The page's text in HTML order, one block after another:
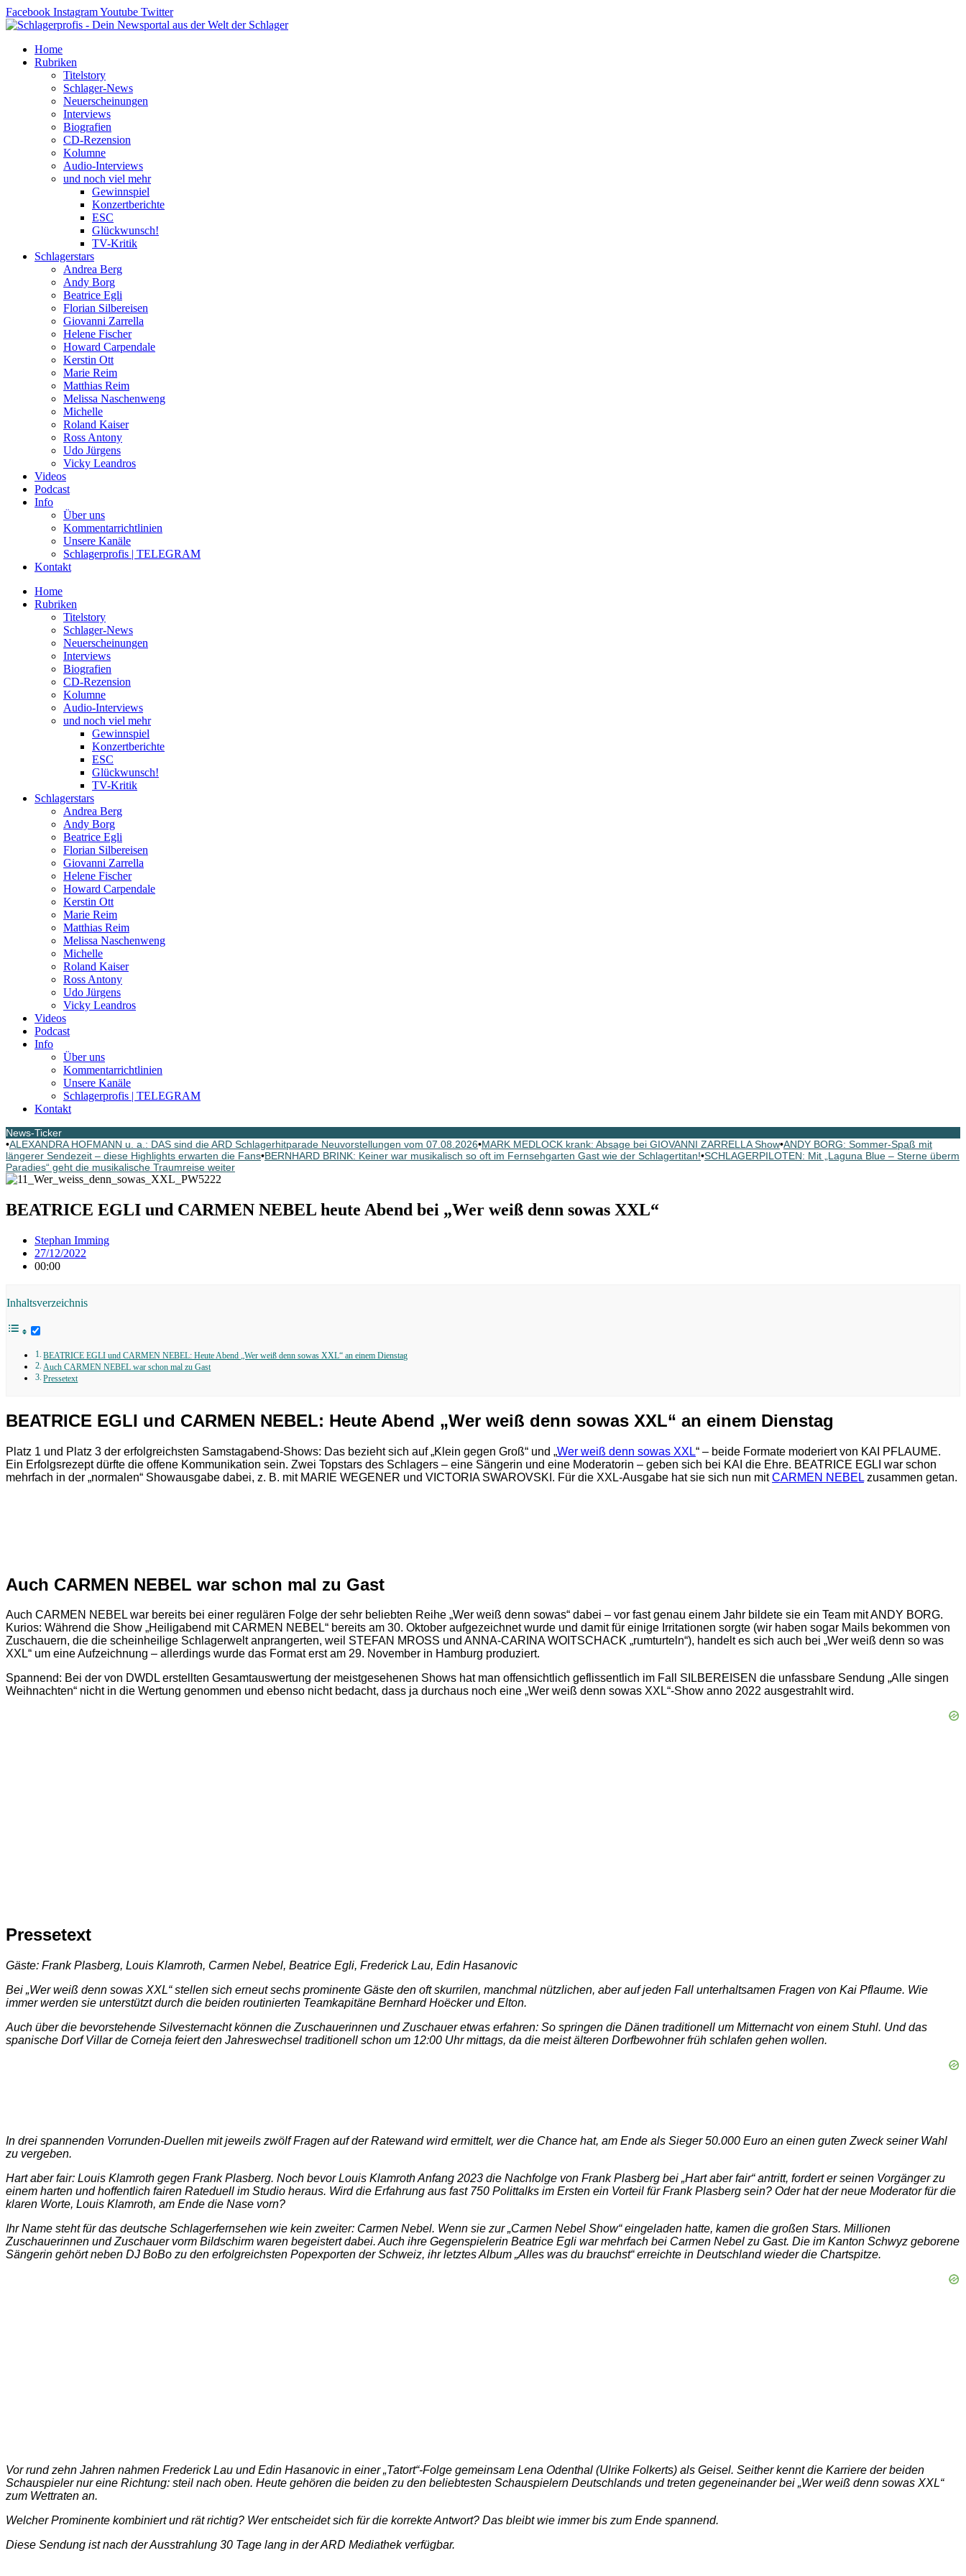
Zum
Inhalt
Facebook InstagramYoutube Twitter
Home
Rubriken
Titelstory
Schlager-News
Neuerscheinungen
Interviews
Biografien
CD-Rezension
Kolumne
Audio-Interviews
und noch viel mehr
Gewinnspiel
Konzertberichte
ESC
Glückwunsch!
TV-Kritik
Schlagerstars
Andrea Berg
Andy Borg
Beatrice Egli
Florian Silbereisen
Giovanni Zarrella
Helene Fischer
Howard Carpendale
Kerstin Ott
Marie Reim
Matthias Reim
Melissa Naschenweng
Michelle
Roland Kaiser
Ross Antony
Udo Jürgens
Vicky Leandros
Videos
Podcast
Info
Über uns
Kommentarrichtlinien
Unsere Kanäle
Schlagerprofis | TELEGRAM
Kontakt
Home
Rubriken
Titelstory
Schlager-News
Neuerscheinungen
Interviews
Biografien
CD-Rezension
Kolumne
Audio-Interviews
und noch viel mehr
Gewinnspiel
Konzertberichte
ESC
Glückwunsch!
TV-Kritik
Schlagerstars
Andrea Berg
Andy Borg
Beatrice Egli
Florian Silbereisen
Giovanni Zarrella
Helene Fischer
Howard Carpendale
Kerstin Ott
Marie Reim
Matthias Reim
Melissa Naschenweng
Michelle
Roland Kaiser
Ross Antony
Udo Jürgens
Vicky Leandros
Videos
Podcast
Info
Über uns
Kommentarrichtlinien
Unsere Kanäle
Schlagerprofis | TELEGRAM
Kontakt
News-Ticker
•ALEXANDRA HOFMANN u. a.: DAS sind die ARD Schlagerhitparade Neuvorstellungen vom 07.08.2026•MARK MEDLOCK krank: Absage bei GIOVANNI ZARRELLA Show•ANDY BORG: Sommer-Spaß mit
längerer Sendezeit – diese Highlights erwarten die Fans•BERNHARD BRINK: Keiner war musikalisch so oft im Fernsehgarten Gast wie der Schlagertitan!•SCHLAGERPILOTEN: Mit „Laguna Blue – Sterne überm
Paradies“ geht die musikalische Traumreise weiter
BEATRICE EGLI und CARMEN NEBEL heute Abend bei „Wer weiß denn sowas XXL“
Stephan Imming
27/12/2022
00:00
Inhaltsverzeichnis
BEATRICE EGLI und CARMEN NEBEL: Heute Abend „Wer weiß denn sowas XXL“ an einem Dienstag
Auch CARMEN NEBEL war schon mal zu Gast
Pressetext
BEATRICE EGLI und CARMEN NEBEL: Heute Abend „Wer weiß denn sowas XXL“ an einem Dienstag
Platz 1 und Platz 3 der erfolgreichsten Samstagabend-Shows: Das bezieht sich auf „Klein gegen Groß“ und „Wer weiß denn sowas XXL“ – beide Formate moderiert von KAI PFLAUME.
Ein Erfolgsrezept dürfte die offene Kommunikation sein. Zwei Topstars des Schlagers – eine Sängerin und eine Moderatorin – geben sich bei KAI die Ehre. BEATRICE EGLI war schon
mehrfach in der „normalen“ Showausgabe dabei, z. B. mit MARIE WEGENER und VICTORIA SWAROVSKI. Für die XXL-Ausgabe hat sie sich nun mitCARMEN NEBEL zusammen getan.
Auch CARMEN NEBEL war schon mal zu Gast
Auch CARMEN NEBEL war bereits bei einer regulären Folge der sehr beliebten Reihe „Wer weiß denn sowas“ dabei – vor fast genau einem Jahr bildete sie ein Team mit ANDY BORG.
Kurios: Während die Show „Heiligabend mit CARMEN NEBEL“ bereits am 30. Oktober aufgezeichnet wurde und damit für einige Irritationen sorgte (wir haben sogar Mails bekommen von
Zuschauern, die die scheinheilige Schlagerwelt anprangerten, weil STEFAN MROSS und ANNA-CARINA WOITSCHACK „rumturteln“), handelt es sich auch bei „Wer weiß denn so was
XXL“ um eine Aufzeichnung – allerdings wurde das Format erst am 29. November in Hamburg produziert.
Spannend: Bei der von DWDL erstellten Gesamtauswertung der meistgesehenen Shows hat man offensichtlich geflissentlich im Fall SILBEREISEN die unfassbare Sendung „Alle singen
Weihnachten“ nicht in die Wertung genommen und ebenso nicht bedacht, dass ja durchaus noch eine „Wer weiß denn sowas XXL“-Show anno 2022 ausgestrahlt wird.
Pressetext
Gäste: Frank Plasberg, Louis Klamroth, Carmen Nebel, Beatrice Egli, Frederick Lau, Edin Hasanovic
Bei „Wer weiß denn sowas XXL“ stellen sich erneut sechs prominente Gäste den oft skurrilen, manchmal nützlichen, aber auf jeden Fall unterhaltsamen Fragen von Kai Pflaume. Wie
immer werden sie unterstützt durch die beiden routinierten Teamkapitäne Bernhard Hoëcker und Elton.
Auch über die bevorstehende Silvesternacht können die Zuschauerinnen und Zuschauer etwas erfahren: So springen die Dänen traditionell um Mitternacht von einem Stuhl. Und das
spanische Dorf Villar de Corneja feiert den Jahreswechsel traditionell schon um 12:00 Uhr mittags, da die meist älteren Dorfbewohner früh schlafen gehen wollen.
In drei spannenden Vorrunden-Duellen mit jeweils zwölf Fragen auf der Ratewand wird ermittelt, wer die Chance hat, am Ende als Sieger 50.000 Euro an einen guten Zweck seiner Wahl
zu vergeben.
Hart aber fair: Louis Klamroth gegen Frank Plasberg. Noch bevor Louis Klamroth Anfang 2023 die Nachfolge von Frank Plasberg bei „Hart aber fair“ antritt, fordert er seinen Vorgänger zu
einem harten und hoffentlich fairen Rateduell im Studio heraus. Wird die Erfahrung aus fast 750 Polittalks im Ersten ein Vorteil für Frank Plasberg sein? Oder hat der neue Moderator für die
klaren Worte, Louis Klamroth, am Ende die Nase vorn?
Ihr Name steht für das deutsche Schlagerfernsehen wie kein zweiter: Carmen Nebel. Wenn sie zur „Carmen Nebel Show“ eingeladen hatte, kamen die großen Stars. Millionen
Zuschauerinnen und Zuschauer vorm Bildschirm waren begeistert dabei. Auch ihre Gegenspielerin Beatrice Egli war mehrfach bei Carmen Nebel zu Gast. Die im Kanton Schwyz geborene
Sängerin gehört neben DJ BoBo zu den erfolgreichsten Popexporten der Schweiz, ihr letztes Album „Alles was du brauchst“ erreichte in Deutschland wieder die Chartspitze.
Vor rund zehn Jahren nahmen Frederick Lau und Edin Hasanovic in einer „Tatort“-Folge gemeinsam Lena Odenthal (Ulrike Folkerts) als Geisel. Seither kennt die Karriere der beiden
Schauspieler nur eine Richtung: steil nach oben. Heute gehören die beiden zu den beliebtesten Schauspielern Deutschlands und treten gegeneinander bei „Wer weiß denn sowas XXL“
zum Wettraten an.
Welcher Prominente kombiniert und rät richtig? Wer entscheidet sich für die korrekte Antwort? Das bleibt wie immer bis zum Ende spannend.
Diese Sendung ist nach der Ausstrahlung 30 Tage lang in der ARD Mediathek verfügbar.